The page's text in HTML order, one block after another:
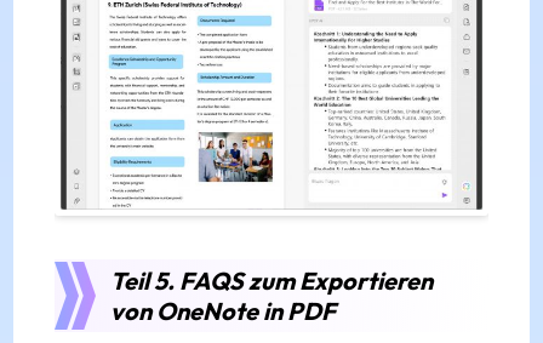
Teil 5. FAQS zum Exportieren
von OneNote in PDF